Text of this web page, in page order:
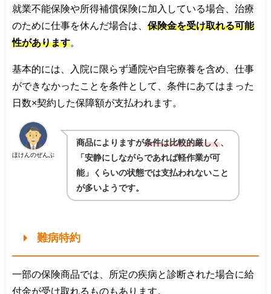
就業不能保険や所得補償保険に加入している場合、治療
のために仕事を休んだ場合は、 保険金を受け取れる可能
性があります
基本的には、入院に限らず通院や自宅療養を含め、仕事
ができなかったことを条件として、条件にあてはまった
日数×契約した保障額が支払われます。
ほけんのぜんぶ
商品によりますが条件は比較的厳しく、
「安静にしながらであれば軽作業が可
能」くらいの状態では支払われないこと
が多いようです。
難病特約
一部の保険商品では、所定の疾病と診断された場合に給
付金が受け取れるものもあります。